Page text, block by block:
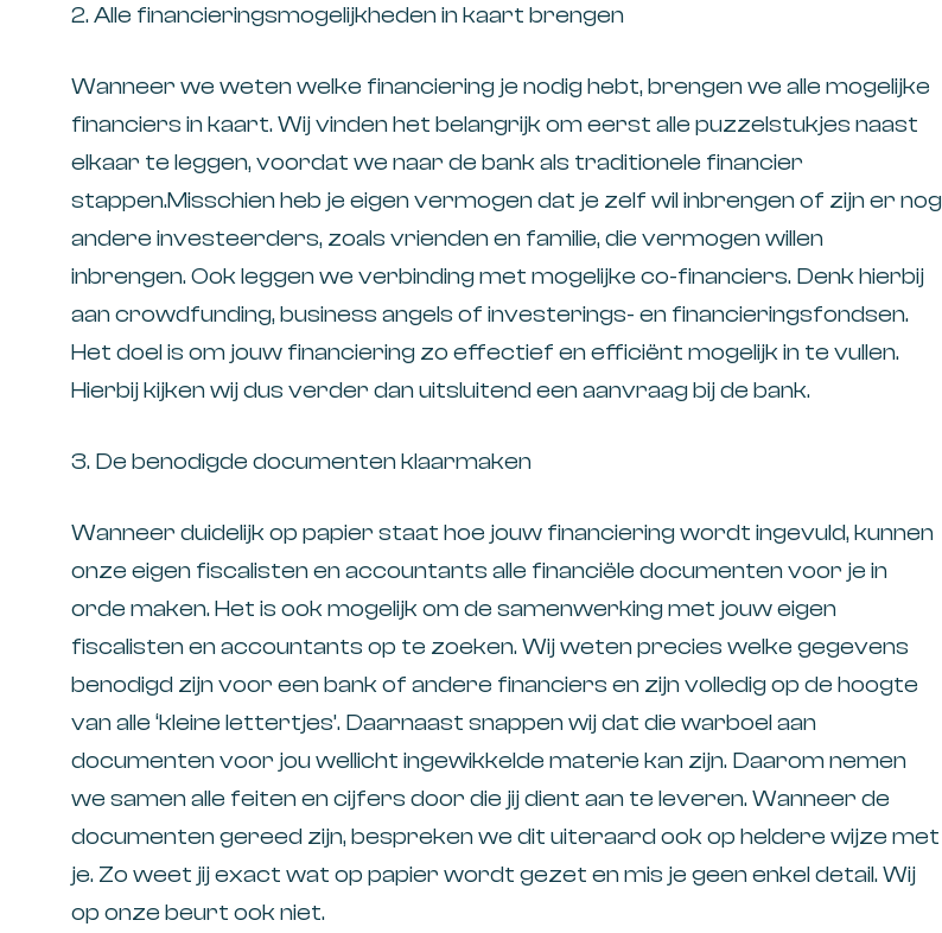
2. Alle financieringsmogelijkheden in kaart brengen
Wanneer we weten welke financiering je nodig hebt, brengen we alle mogelijke
financiers in kaart. Wij vinden het belangrijk om eerst alle puzzelstukjes naast
elkaar te leggen, voordat we naar de bank als traditionele financier
stappen.Misschien heb je eigen vermogen dat je zelf wil inbrengen of zijn er nog
andere investeerders, zoals vrienden en familie, die vermogen willen
inbrengen. Ook leggen we verbinding met mogelijke co-financiers. Denk hierbij
aan crowdfunding, business angels of investerings- en financieringsfondsen.
Het doel is om jouw financiering zo effectief en efficiënt mogelijk in te vullen.
Hierbij kijken wij dus verder dan uitsluitend een aanvraag bij de bank.
3. De benodigde documenten klaarmaken
Wanneer duidelijk op papier staat hoe jouw financiering wordt ingevuld, kunnen
onze eigen fiscalisten en accountants alle financiële documenten voor je in
orde maken. Het is ook mogelijk om de samenwerking met jouw eigen
fiscalisten en accountants op te zoeken. Wij weten precies welke gegevens
benodigd zijn voor een bank of andere financiers en zijn volledig op de hoogte
van alle ‘kleine lettertjes’. Daarnaast snappen wij dat die warboel aan
documenten voor jou wellicht ingewikkelde materie kan zijn. Daarom nemen
we samen alle feiten en cijfers door die jij dient aan te leveren. Wanneer de
documenten gereed zijn, bespreken we dit uiteraard ook op heldere wijze met
je. Zo weet jij exact wat op papier wordt gezet en mis je geen enkel detail. Wij
op onze beurt ook niet.